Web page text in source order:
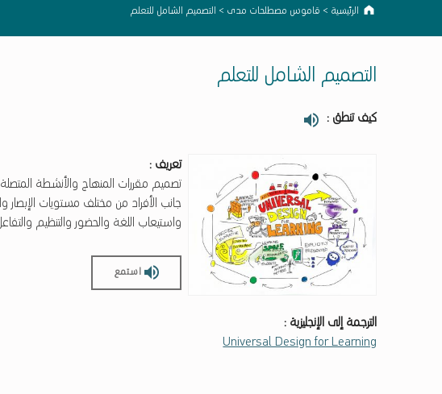
الرئيسية > قاموس مصطلحات مدى > التصميم الشامل للتعلم
التصميم الشامل للتعلم
كيف تنطق :
تعريف :
تصميم مقررات المنهاج والأنشطة
جانب الأفراد من مختلف مستويات الإبصار
واستيعاب اللغة والحضور والتنظيم
استمع
الترجمة إلى الإنجليزية :
Universal Design for Learning
Skip back to main navigation